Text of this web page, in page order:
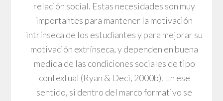
relación social. Estas necesidades son muy
importantes para mantener la motivación
intrínseca de los estudiantes y para mejorar su
motivación extrínseca, y dependen en buena
medida de las condiciones sociales de tipo
contextual (Ryan & Deci, 2000b). En ese
sentido, si dentro del marco formativo se